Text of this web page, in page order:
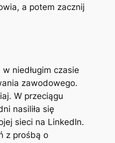
a potem zacznij
niedługim czasie
zawodowego.
W przeciągu
nasiliła się
sieci na LinkedIn.
z prośbą o